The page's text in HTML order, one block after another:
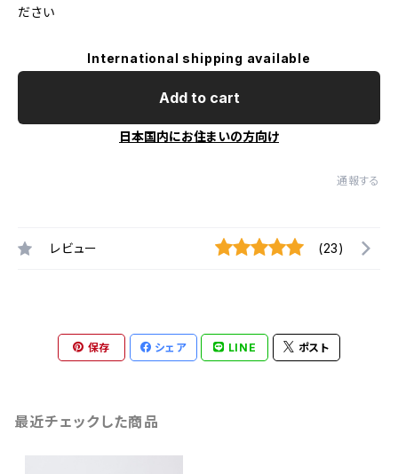
ださい
International shipping available
Add to cart
日本国内にお住まいの方向け
通報する
レビュー (23)
保存 シェア LINE ポスト
最近チェックした商品